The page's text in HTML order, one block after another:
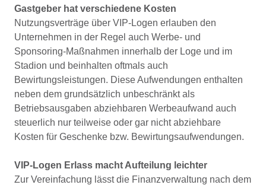
Gastgeber hat verschiedene Kosten
Nutzungsverträge über VIP-Logen erlauben den
Unternehmen in der Regel auch Werbe- und
Sponsoring-Maßnahmen innerhalb der Loge und im
Stadion und beinhalten oftmals auch
Bewirtungsleistungen. Diese Aufwendungen enthalten
neben dem grundsätzlich unbeschränkt als
Betriebsausgaben abziehbaren Werbeaufwand auch
steuerlich nur teilweise oder gar nicht abziehbare
Kosten für Geschenke bzw. Bewirtungsaufwendungen.
VIP-Logen Erlass macht Aufteilung leichter
Zur Vereinfachung lässt die Finanzverwaltung nach dem